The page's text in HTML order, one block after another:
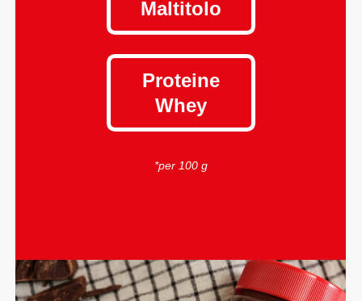
Maltitolo
Proteine
Whey
*per 100 g